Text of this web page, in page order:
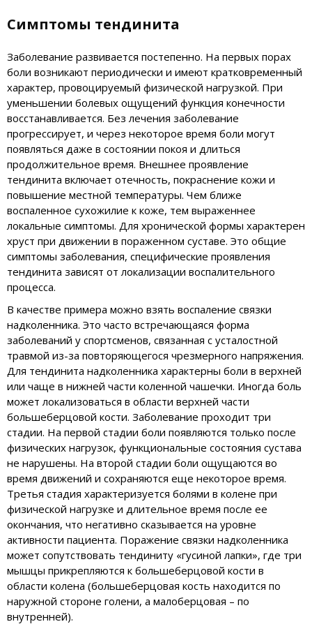
Симптомы тендинита
Заболевание развивается постепенно. На первых порах
боли возникают периодически и имеют кратковременный
характер, провоцируемый физической нагрузкой. При
уменьшении болевых ощущений функция конечности
восстанавливается. Без лечения заболевание
прогрессирует, и через некоторое время боли могут
появляться даже в состоянии покоя и длиться
продолжительное время. Внешнее проявление
тендинита включает отечность, покраснение кожи и
повышение местной температуры. Чем ближе
воспаленное сухожилие к коже, тем выраженнее
локальные симптомы. Для хронической формы характерен
хруст при движении в пораженном суставе. Это общие
симптомы заболевания, специфические проявления
тендинита зависят от локализации воспалительного
процесса.
В качестве примера можно взять воспаление связки
надколенника. Это часто встречающаяся форма
заболеваний у спортсменов, связанная с усталостной
травмой из-за повторяющегося чрезмерного напряжения.
Для тендинита надколенника характерны боли в верхней
или чаще в нижней части коленной чашечки. Иногда боль
может локализоваться в области верхней части
большеберцовой кости. Заболевание проходит три
стадии. На первой стадии боли появляются только после
физических нагрузок, функциональные состояния сустава
не нарушены. На второй стадии боли ощущаются во
время движений и сохраняются еще некоторое время.
Третья стадия характеризуется болями в колене при
физической нагрузке и длительное время после ее
окончания, что негативно сказывается на уровне
активности пациента. Поражение связки надколенника
может сопутствовать тендиниту «гусиной лапки», где три
мышцы прикрепляются к большеберцовой кости в
области колена (большеберцовая кость находится по
наружной стороне голени, а малоберцовая – по
внутренней).